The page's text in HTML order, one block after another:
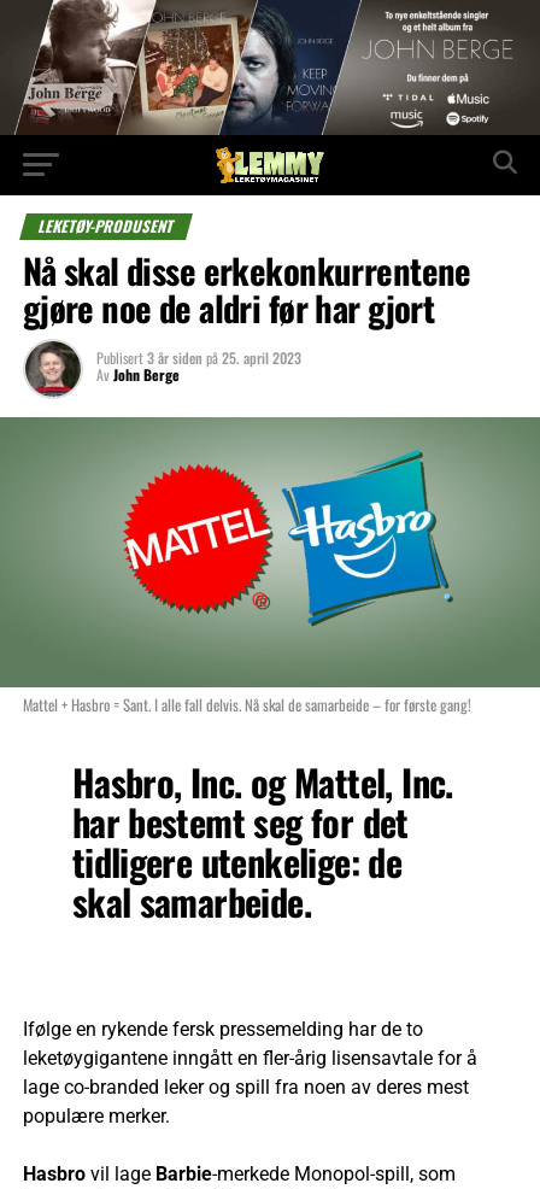
LEKETØY-PRODUSENT
Nå skal disse erkekonkurrentene
gjøre noe de aldri før har gjort
Publisert3 år siden på25. april 2023
AvJohn Berge
Mattel + Hasbro = Sant. I alle fall delvis. Nå skal de samarbeide – for første gang!
Hasbro, Inc. og Mattel, Inc.
har bestemt seg for det
tidligere utenkelige: de
skal samarbeide.
Ifølge en rykende fersk pressemelding har de to
leketøygigantene inngått en fler-årig lisensavtale for å
lage co-branded leker og spill fra noen av deres mest
populære merker.
Hasbrovil lage Barbie-merkede Monopol-spill, som